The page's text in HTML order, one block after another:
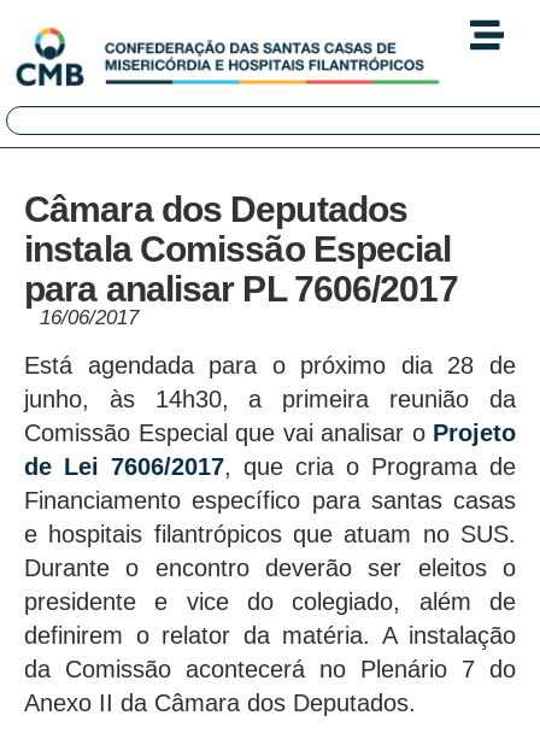
Câmara dos Deputados
instala Comissão Especial
para analisar PL 7606/2017
16/06/2017
Está agendada para o próximo dia 28 de
junho, às 14h30, a primeira reunião da
Comissão Especial que vai analisar o Projeto
de Lei 7606/2017, que cria o Programa de
Financiamento específico para santas casas
e hospitais filantrópicos que atuam no SUS.
Durante o encontro deverão ser eleitos o
presidente e vice do colegiado, além de
definirem o relator da matéria. A instalação
da Comissão acontecerá no Plenário 7 do
Anexo II da Câmara dos Deputados.